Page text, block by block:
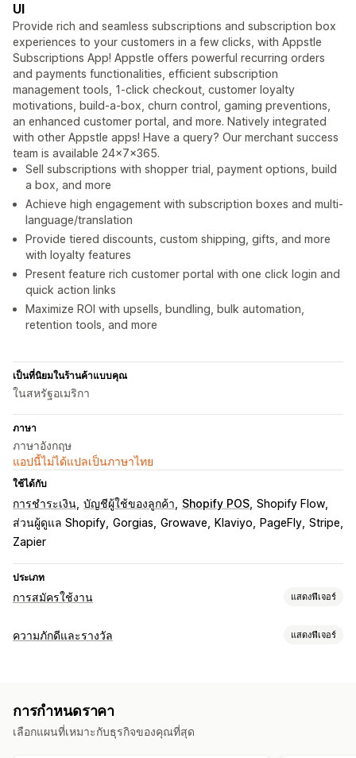
UI
Provide rich and seamless subscriptions and subscription box
experiences to your customers in a few clicks, with Appstle
Subscriptions App! Appstle offers powerful recurring orders
and payments functionalities, efficient subscription
management tools, 1-click checkout, customer loyalty
motivations, build-a-box, churn control, gaming preventions,
an enhanced customer portal, and more. Natively integrated
with other Appstle apps! Have a query? Our merchant success
team is available 24x7x365.
Sell subscriptions with shopper trial, payment options, build
a box, and more
Achieve high engagement with subscription boxes and multi-
language/translation
Provide tiered discounts, custom shipping, gifts, and more
with loyalty features
Present feature rich customer portal with one click login and
quick action links
Maximize ROI with upsells, bundling, bulk automation,
retention tools, and more
เป็นที่นิยมในร้านค้าแบบคุณ
ในสหรัฐอเมริกา
ภาษา
ภาษาอังกฤษ
แอปนี้ไม่ได้แปลเป็นภาษาไทย
ใช้ได้กับ
การชำระเงิน บัญชีผู้ใช้ของลูกค้า Shopify POS Shopify Flow
ส่วนผู้ดูแล Shopify Gorgias Growave Klaviyo PageFly Stripe
Zapier
ประเภท
การสมัครใช้งาน แสดงฟีเจอร์
ประเภทการสมัครใช้งาน
สินค้าทางกายภาพ
การสมัครสมาชิกแบบกำหนดเอง
ความภักดีและรางวัล แสดงฟีเจอร์
โปรแกรมตัวแทนโฆษณาสินค้าและบริการ
การสมัครใช้งาน โปรแกรมที่กำหนดเอง
การกำหนดราคา
เลือกแผนที่เหมาะกับธุรกิจของคุณที่สุด